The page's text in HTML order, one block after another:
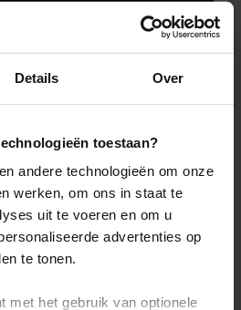
Details Over
toestaan?
andere technologieën om onze
werken, om ons in staat te
uit te voeren en om u
advertenties op
te tonen.
met het gebruik van optionele